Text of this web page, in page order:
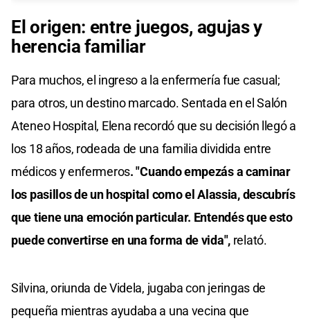
El origen: entre juegos, agujas y
herencia familiar
Para muchos, el ingreso a la enfermería fue casual;
para otros, un destino marcado. Sentada en el Salón
Ateneo Hospital, Elena recordó que su decisión llegó a
los 18 años, rodeada de una familia dividida entre
médicos y enfermeros. "Cuando empezás a caminar
los pasillos de un hospital como el Alassia, descubrís
que tiene una emoción particular. Entendés que esto
puede convertirse en una forma de vida", relató.
Silvina, oriunda de Videla, jugaba con jeringas de
pequeña mientras ayudaba a una vecina que